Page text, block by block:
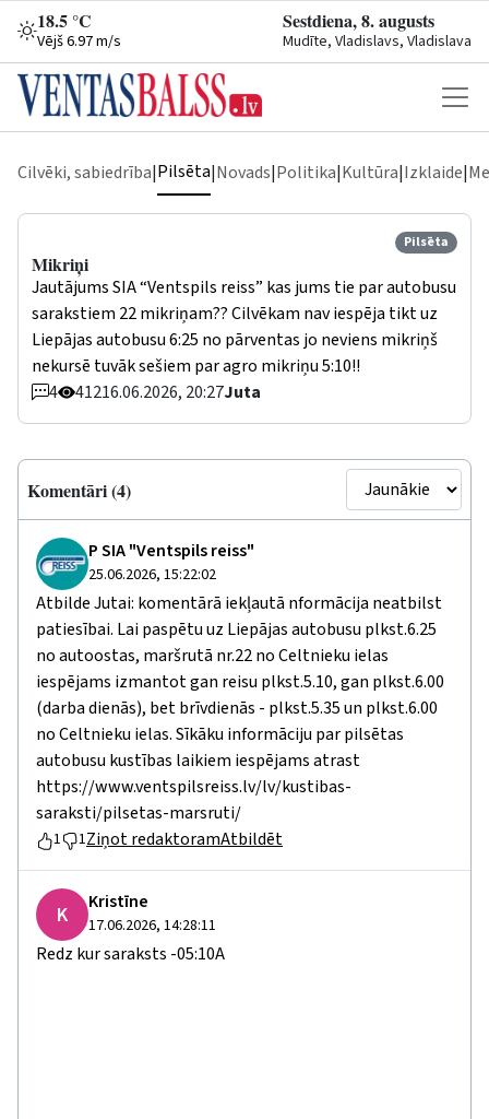
18.5 °C
Vējš 6.97 m/s
Sestdiena, 8. augusts
Mudīte, Vladislavs, Vladislava
Cilvēki, sabiedrība|Pilsēta|Novads|Politika|Kultūra|Izklaide|
Pilsēta
Mikriņi
Jautājums SIA “Ventspils reiss” kas jums tie par autobusu
sarakstiem 22 mikriņam?? Cilvēkam nav iespēja tikt uz
Liepājas autobusu 6:25 no pārventas jo neviens mikriņš
nekursē tuvāk sešiem par agro mikriņu 5:10!!
4
41216.06.2026, 20:27Juta
Komentāri (4)
P SIA "Ventspils reiss"
25.06.2026, 15:22:02
Atbilde Jutai: komentārā iekļautā nformācija neatbilst
patiesībai. Lai paspētu uz Liepājas autobusu plkst.6.25
no autoostas, maršrutā nr.22 no Celtnieku ielas
iespējams izmantot gan reisu plkst.5.10, gan plkst.6.00
(darba dienās), bet brīvdienās - plkst.5.35 un plkst.6.00
no Celtnieku ielas. Sīkāku informāciju par pilsētas
autobusu kustības laikiem iespējams atrast
https://www.ventspilsreiss.lv/lv/kustibas-
saraksti/pilsetas-marsruti/
1 1Ziņot redaktoramAtbildēt
K Kristīne
17.06.2026, 14:28:11
Redz kur saraksts -05:10A